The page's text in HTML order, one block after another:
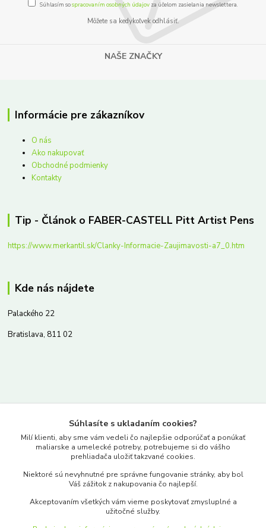
Súhlasím sospracovaním osobných údajov za účelom zasielania newslettera.
Môžete sa kedykoľvek odhlásiť.
NAŠE ZNAČKY
Informácie pre zákazníkov
O nás
Ako nakupovať
Obchodné podmienky
Kontakty
Tip - Článok o FABER-CASTELL Pitt Artist Pens
https://www.merkantil.sk/Clanky-Informacie-Zaujimavosti-a7_0.htm
Kde nás nájdete
Palackého 22
Bratislava, 811 02
www.merkantil.sk
Pondelok-Piatok: 9.00-17.00hod.
objednavky@merkantil-obchod.sk
Súhlasíte s ukladaním cookies?
Milí klienti, aby sme vám vedeli čo najlepšie odporúčať a ponúkať
maliarske a umelecké potreby, potrebujeme si do vášho
prehliadača uložiť takzvané cookies.
Niektoré sú nevyhnutné pre správne fungovanie stránky, aby bol
Váš zážitok z nakupovania čo najlepší.
Akceptovaním všetkých vám vieme poskytovať zmysluplné a
užitočné služby.